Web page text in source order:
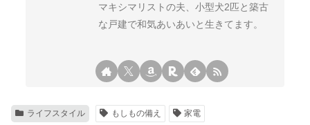
マキシマリストの夫、小型犬2匹と築古
な戸建で和気あいあいと生きてます。
ライフスタイル もしもの備え 家電